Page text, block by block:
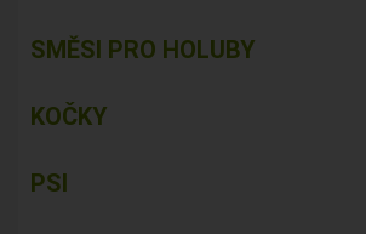
SMĚSI PRO HOLUBY
KOČKY
PSI